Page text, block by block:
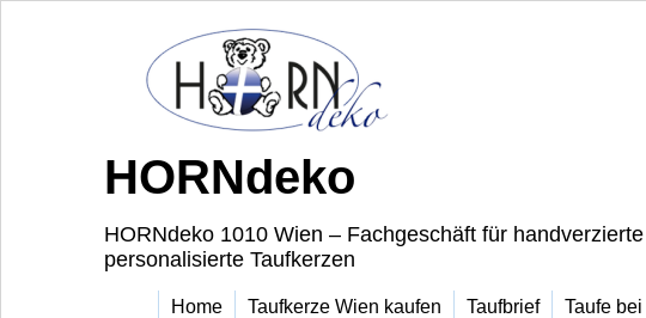
HORNdeko
HORNdeko 1010 Wien – Fachgeschäft für
personalisierte Taufkerzen
Home Taufkerze Wien kaufen Taufbrief Taufe